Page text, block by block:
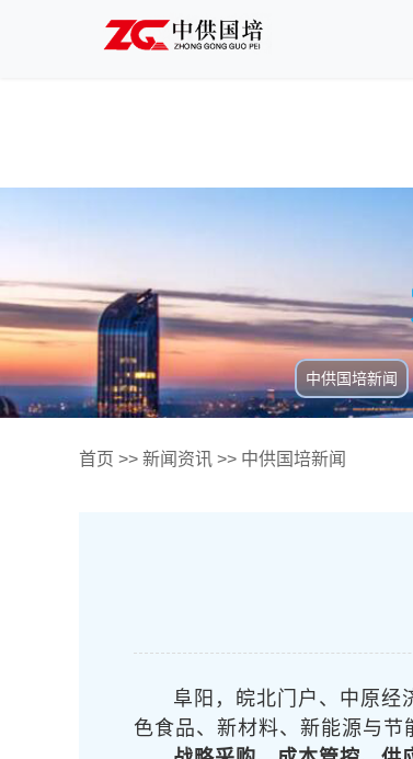
中供国培新闻
首页 >> 新闻资讯 >> 中供国培新闻
阜阳，皖北门户、中原经
色食品、新材料、新能源与